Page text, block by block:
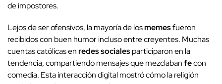
de impostores.
Lejos de ser ofensivos, la mayoría de losmemesfueron
recibidos con buen humor incluso entre creyentes. Muchas
cuentas católicas enredes socialesparticiparon en la
tendencia, compartiendo mensajes que mezclabanfecon
comedia. Esta interacción digital mostró cómo la religión